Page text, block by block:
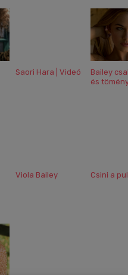
Saori Hara | Videó
Bailey
és
Viola Bailey Csini a